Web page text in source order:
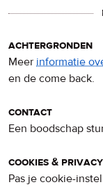
achtergronden
Meer informatie
en de come back.
contact
Een boodschap
cookies & privacy
Pas je cookie-